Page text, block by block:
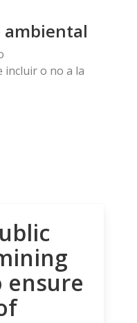
ambiental
incluir o no a la
ensure